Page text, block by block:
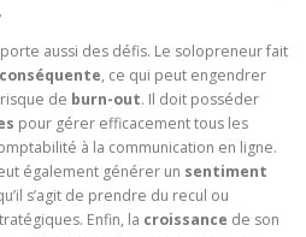
.
aussi des défis. Le solopreneur fait
, ce qui peut engendrer
de burn-out. Il doit posséder
pour gérer efficacement tous les
à la communication en ligne.
également générer un sentiment
s’agit de prendre du recul ou
Enfin, la croissance de son